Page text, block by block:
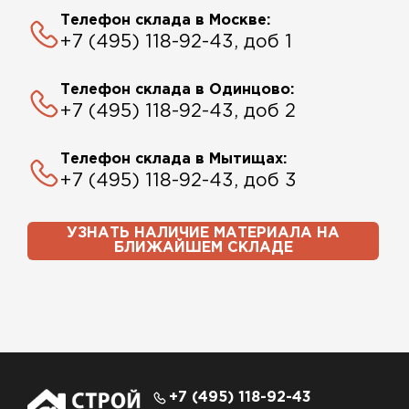
Телефон склада в Москве:
+7 (495) 118-92-43, доб 1
Телефон склада в Одинцово:
+7 (495) 118-92-43, доб 2
Телефон склада в Мытищах:
+7 (495) 118-92-43, доб 3
УЗНАТЬ НАЛИЧИЕ МАТЕРИАЛА НА
БЛИЖАЙШЕМ СКЛАДЕ
+7 (495) 118-92-43